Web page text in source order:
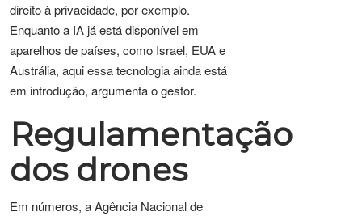
direito à privacidade, por exemplo.
Enquanto a IA já está disponível em
aparelhos de países, como Israel, EUA e
Austrália, aqui essa tecnologia ainda está
em introdução, argumenta o gestor.
Regulamentação
dos drones
Em números, a Agência Nacional de